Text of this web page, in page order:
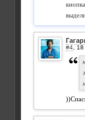
#4